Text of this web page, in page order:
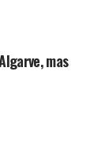
mas